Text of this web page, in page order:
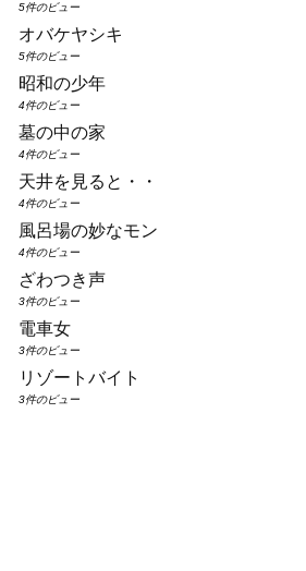
5件のビュー
オバケヤシキ
5件のビュー
昭和の少年
4件のビュー
墓の中の家
4件のビュー
天井を見ると・・
4件のビュー
風呂場の妙なモン
4件のビュー
ざわつき声
3件のビュー
電車女
3件のビュー
リゾートバイト
3件のビュー